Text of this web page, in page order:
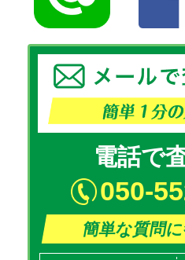
電話で
050-
簡単な質問